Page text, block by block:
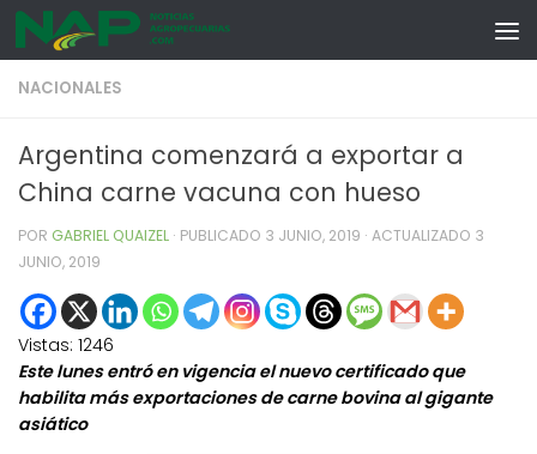
Skip to content
NACIONALES
Argentina comenzará a exportar a
China carne vacuna con hueso
POR GABRIEL QUAIZEL · PUBLICADO 3 JUNIO, 2019 · ACTUALIZADO 3
JUNIO, 2019
Vistas: 1246
Este lunes entró en vigencia el nuevo certificado que
habilita más exportaciones de carne bovina al gigante
asiático